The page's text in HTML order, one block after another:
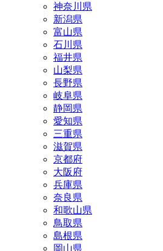
神奈川県
新潟県
富山県
石川県
福井県
山梨県
長野県
岐阜県
静岡県
愛知県
三重県
滋賀県
京都府
大阪府
兵庫県
奈良県
和歌山県
鳥取県
島根県
岡山県